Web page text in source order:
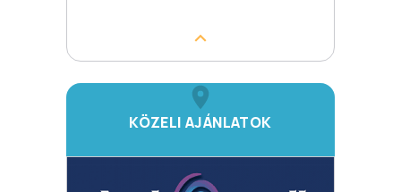
KÖZELI AJÁNLATOK